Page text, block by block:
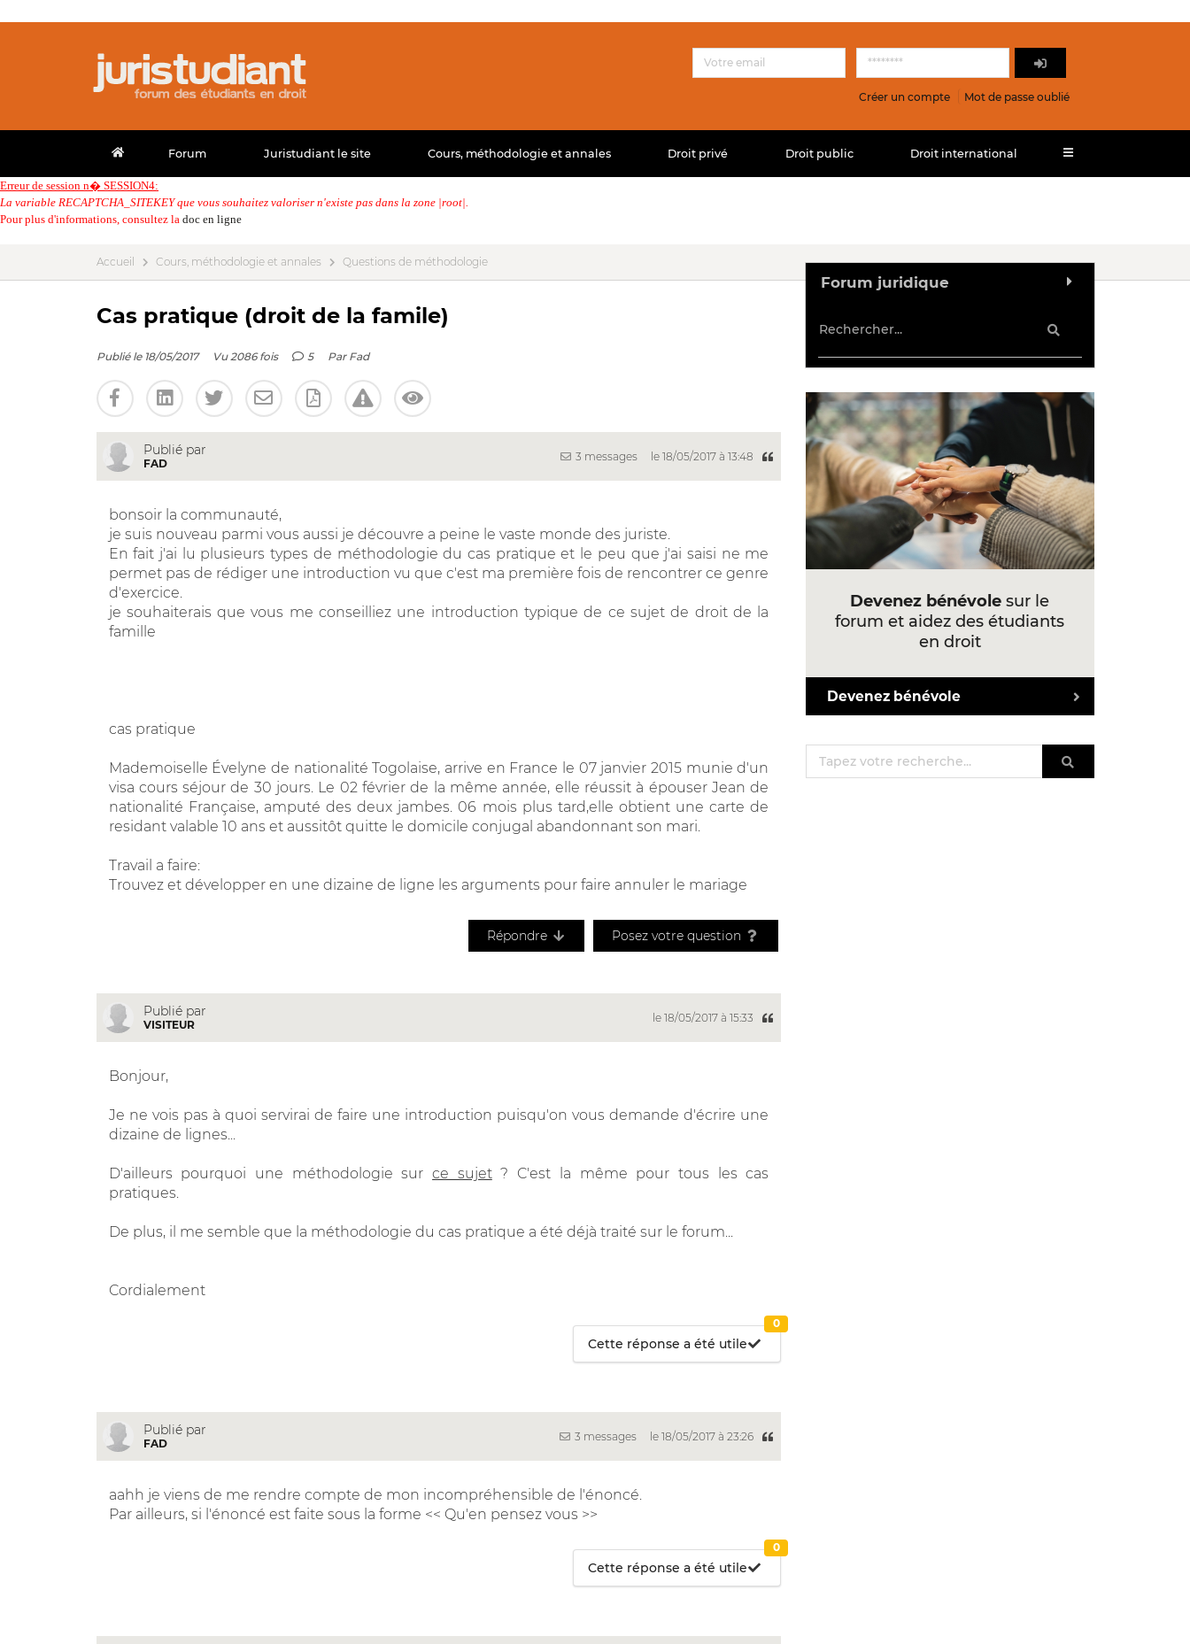
Créer un compte Mot de passe oublié
Forum Juristudiant le site Cours, méthodologie et annales Droit privé Droit public Droit international
Erreur de session n� SESSION4:
La variable RECAPTCHA_SITEKEY que vous souhaitez valoriser n'existe pas dans la zone |root|.
Pour plus d'informations, consultez la doc en ligne
Accueil Cours, méthodologie et annales Questions de méthodologie
Cas pratique (droit de la famile)
Publié le 18/05/2017 Vu 2086 fois 5 Par Fad
Publié par
FAD
3 messages le 18/05/2017 à 13:48
bonsoir la communauté,
je suis nouveau parmi vous aussi je découvre a peine le vaste monde des juriste.
En fait j'ai lu plusieurs types de méthodologie du cas pratique et le peu que j'ai saisi ne me
permet pas de rédiger une introduction vu que c'est ma première fois de rencontrer ce genre
d'exercice.
je souhaiterais que vous me conseilliez une introduction typique de ce sujet de droit de la
famille
cas pratique
Mademoiselle Évelyne de nationalité Togolaise, arrive en France le 07 janvier 2015 munie d'un
visa cours séjour de 30 jours. Le 02 février de la même année, elle réussit à épouser Jean de
nationalité Française, amputé des deux jambes. 06 mois plus tard,elle obtient une carte de
residant valable 10 ans et aussitôt quitte le domicile conjugal abandonnant son mari.
Travail a faire:
Trouvez et développer en une dizaine de ligne les arguments pour faire annuler le mariage
Répondre Posez votre question
Publié par
VISITEUR
le 18/05/2017 à 15:33
Bonjour,
Je ne vois pas à quoi servirai de faire une introduction puisqu'on vous demande d'écrire une
dizaine de lignes...
D'ailleurs pourquoi une méthodologie surce sujet? C'est la même pour tous les cas
pratiques.
De plus, il me semble que la méthodologie du cas pratique a été déjà traité sur le forum...
Cordialement
Cette réponse a été utile
0
Publié par
FAD
3 messages le 18/05/2017 à 23:26
aahh je viens de me rendre compte de mon incompréhensible de l'énoncé.
Par ailleurs, si l'énoncé est faite sous la forme << Qu'en pensez vous >>
Cette réponse a été utile
0
Forum juridique
Devenez bénévole sur le
forum et aidez des étudiants
en droit
Devenez bénévole